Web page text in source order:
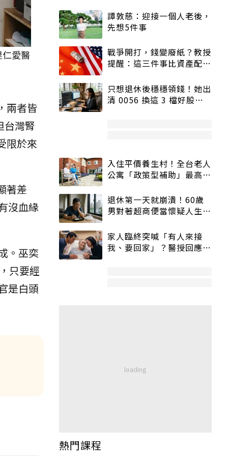
愛醫
兩者皆
台灣腎
限於來
著差
沒血緣
。巫奕
只要經
是白頭
譚敦慈：迎接一個人老後，
先想5件事
戰爭開打，錢變廢紙？教授
提醒：這三件事比資產配置
只想退休後穩穩領錢！她出
清 0056 換這 3 檔好股：
入住平價養生村！全台老人
公寓「政策型補助」最高打
退休第一天就崩潰！60歲
男對著超商便當懷疑人生
家人臨終突喊「有人來接
我、要回家」？醫授回應方
熱門課程